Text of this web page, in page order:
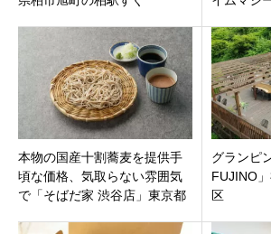
を徹底紹
本物の国産十割蕎麦を提供手
頃な価格、気取らない雰囲気
で「そばだ家 渋谷店」東京都
グランピ
FUJINO
区